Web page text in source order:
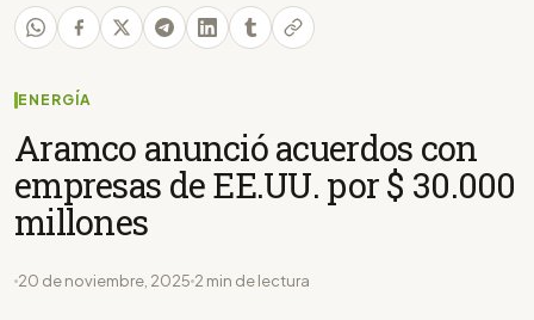
ENERGÍA
Aramco anunció acuerdos con
empresas de EE.UU. por $ 30.000
millones
20 de noviembre, 2025 2 min de lectura